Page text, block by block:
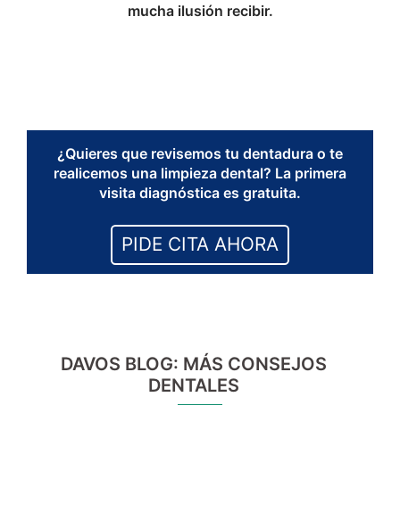
mucha ilusión recibir.
¿Quieres que revisemos tu dentadura o te
realicemos una limpieza dental? La primera
visita diagnóstica es gratuita.
PIDE CITA AHORA
DAVOS BLOG: MÁS CONSEJOS
DENTALES